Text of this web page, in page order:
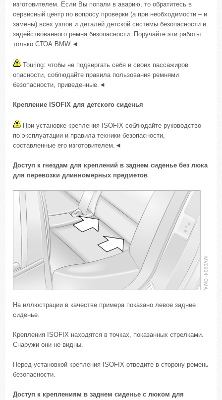
изготовителем. Если Вы попали в аварию, то обратитесь в
сервисный центр по вопросу проверки (а при необходимости – и
замены) всех узлов и деталей детской системы безопасности и
задействованного ремня безопасности. Поручайте эти работы
только СТОА BMW.◄
Touring: чтобы не подвергать себя и своих пассажиров
опасности, соблюдайте правила пользования ремнями
безопасности, приведенные.◄
Крепление ISOFIX для детского сиденья
При установке крепления ISOFIX соблюдайте руководство
по эксплуатации и правила техники безопасности,
составленные его изготовителем.◄
Доступ к гнездам для креплений в заднем сиденье без люка
для перевозки длинномерных предметов
На иллюстрации в качестве примера показано левое заднее
сиденье.
Крепления ISOFIX находятся в точках, показанных стрелками.
Снаружи они не видны.
Перед установкой крепления ISOFIX отведите в сторону ремень
безопасности.
Доступ к креплениям в заднем сиденье с люком для